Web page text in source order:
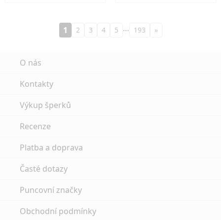
1 2 3 4 5 … 193 »
O nás
Kontakty
Výkup šperků
Recenze
Platba a doprava
Časté dotazy
Puncovní značky
Obchodní podmínky